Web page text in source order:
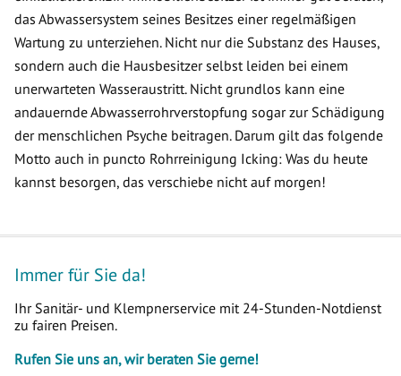
das Abwassersystem seines Besitzes einer regelmäßigen
Wartung zu unterziehen. Nicht nur die Substanz des Hauses,
sondern auch die Hausbesitzer selbst leiden bei einem
unerwarteten Wasseraustritt. Nicht grundlos kann eine
andauernde Abwasserrohrverstopfung sogar zur Schädigung
der menschlichen Psyche beitragen. Darum gilt das folgende
Motto auch in puncto Rohrreinigung Icking: Was du heute
kannst besorgen, das verschiebe nicht auf morgen!
Immer für Sie da!
Ihr Sanitär- und Klempnerservice mit 24-Stunden-Notdienst
zu fairen Preisen.
Rufen Sie uns an, wir beraten Sie gerne!